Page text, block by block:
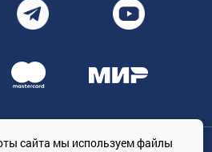
сайта мы используем файлы